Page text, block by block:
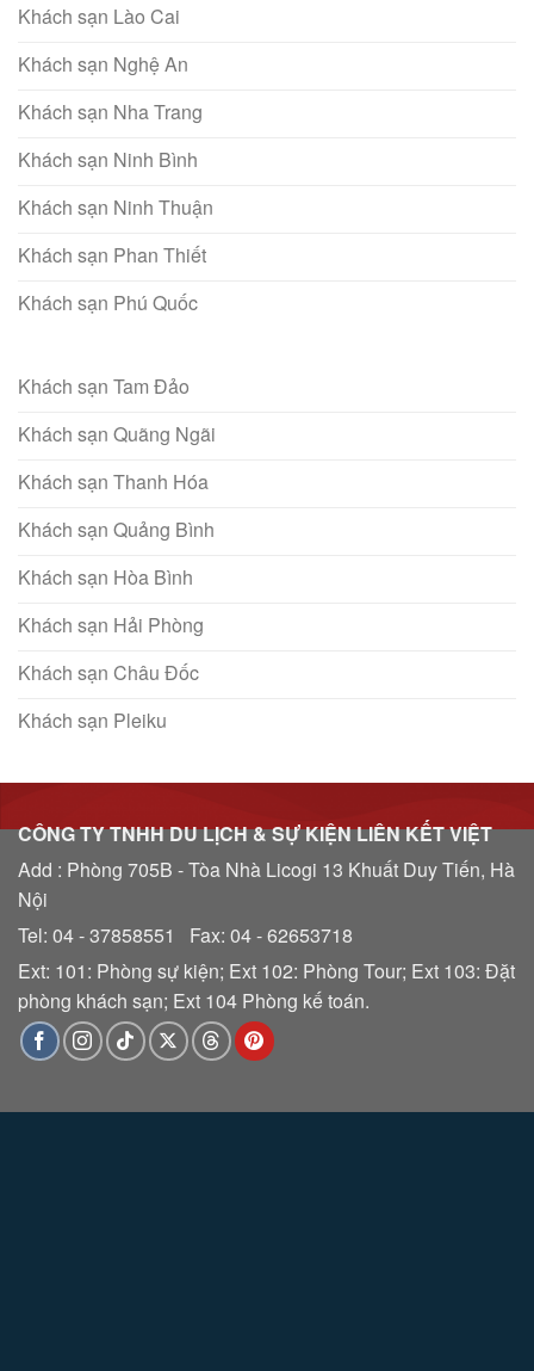
Khách sạn Lào Cai
Khách sạn Nghệ An
Khách sạn Nha Trang
Khách sạn Ninh Bình
Khách sạn Ninh Thuận
Khách sạn Phan Thiết
Khách sạn Phú Quốc
Khách sạn Tam Đảo
Khách sạn Quãng Ngãi
Khách sạn Thanh Hóa
Khách sạn Quảng Bình
Khách sạn Hòa Bình
Khách sạn Hải Phòng
Khách sạn Châu Đốc
Khách sạn Pleiku
CÔNG TY TNHH DU LỊCH & SỰ KIỆN LIÊN KẾT VIỆT
Add : Phòng 705B - Tòa Nhà Licogi 13 Khuất Duy Tiến, Hà
Nội
Tel: 04 - 37858551 Fax: 04 - 62653718
Ext: 101: Phòng sự kiện; Ext 102: Phòng Tour; Ext 103: Đặt
phòng khách sạn; Ext 104 Phòng kế toán.